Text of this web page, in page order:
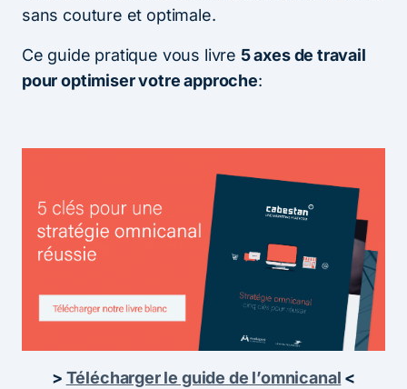
sans couture et optimale.
Ce guide pratique vous livre 5 axes de travail
pour optimiser votre approche:
> Télécharger le guide de l’omnicanal <